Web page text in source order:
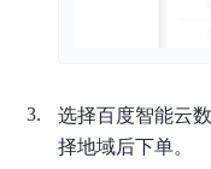
预检查项
监控报警
选择百度智能云
择地域后下单。